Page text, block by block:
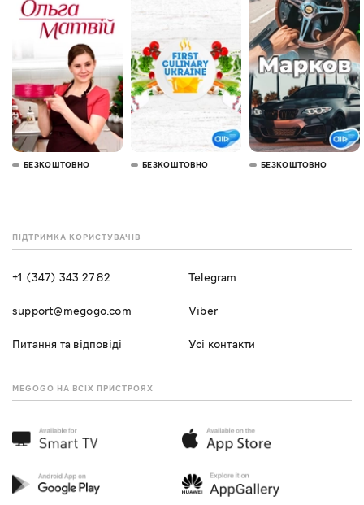
БЕЗКОШТОВНО БЕЗКОШТОВНО БЕЗКОШТОВНО
ПІДТРИМКА КОРИСТУВАЧІВ
+1 (347) 343 27 82
support@megogo.com
Питання та відповіді
Telegram
Viber
Усі контакти
MEGOGO НА ВСІХ ПРИСТРОЯХ